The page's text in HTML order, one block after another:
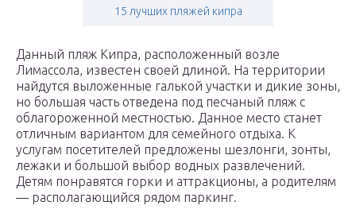
15 лучших пляжей кипра
Данный пляж Кипра, расположенный возле
Лимассола, известен своей длиной. На территории
найдутся выложенные галькой участки и дикие зоны,
но большая часть отведена под песчаный пляж с
облагороженной местностью. Данное место станет
отличным вариантом для семейного отдыха. К
услугам посетителей предложены шезлонги, зонты,
лежаки и большой выбор водных развлечений.
Детям понравятся горки и аттракционы, а родителям
— располагающийся рядом паркинг.